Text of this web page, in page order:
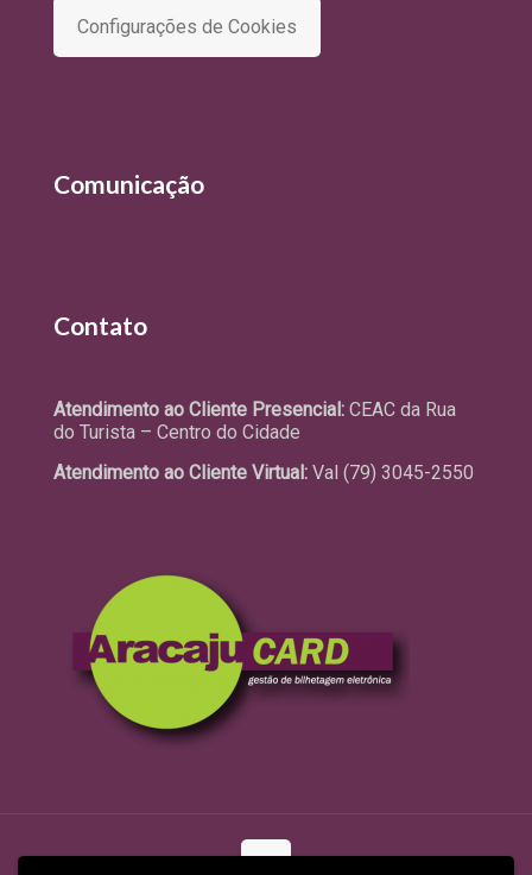
Configurações de Cookies
Comunicação
Contato
Atendimento ao Cliente Presencial: CEAC da Rua
do Turista – Centro do Cidade
Atendimento ao Cliente Virtual: Val (79) 3045-2550